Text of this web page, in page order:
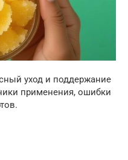
уход и поддержание
применения, ошибки